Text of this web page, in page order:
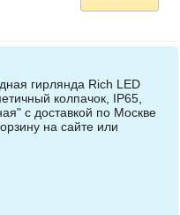
гирлянда Rich LED
колпачок, IP65,
с доставкой по Москве
на сайте или